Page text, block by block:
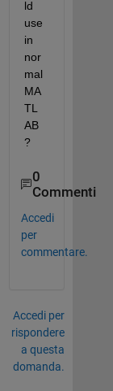
ld
use
in
nor
mal
MA
TL
AB
?
0
Commenti
Accedi
per
commentare.
Accedi per
rispondere
a questa
domanda.